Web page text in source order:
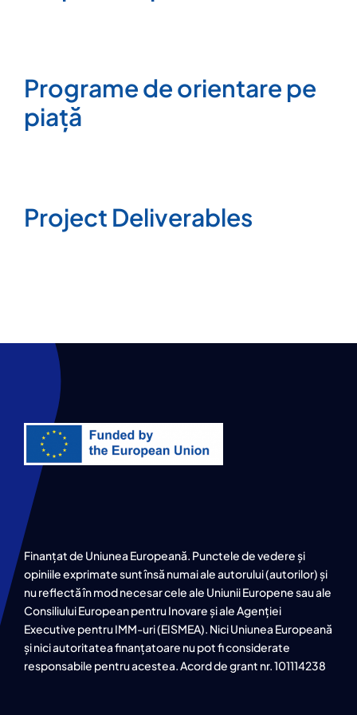
Programe de orientare pe
piață
Project Deliverables
Finanțat de Uniunea Europeană. Punctele de vedere și
opiniile exprimate sunt însă numai ale autorului (autorilor) și
nu reflectă în mod necesar cele ale Uniunii Europene sau ale
Consiliului European pentru Inovare și ale Agenției
Executive pentru IMM-uri (EISMEA). Nici Uniunea Europeană
și nici autoritatea finanțatoare nu pot fi considerate
responsabile pentru acestea. Acord de grant nr. 101114238